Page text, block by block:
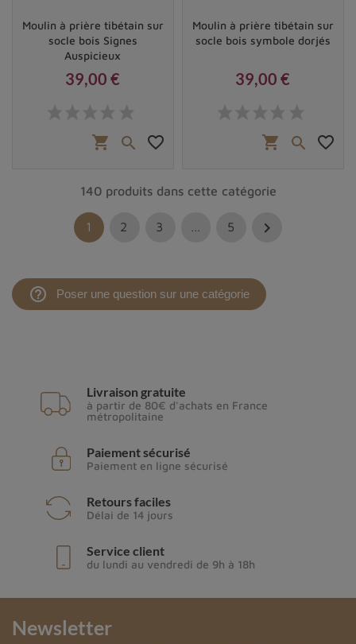
Moulin à prière tibétain sur
socle bois Signes
Auspicieux
39,00 €
shopping_cart  favorite_border
Moulin à prière tibétain sur
socle bois symbole dorjés
39,00 €
shopping_cart  favorite_border
140 produits dans cette catégorie
1 2 3 5 
help_outline Poser une question sur une catégorie
Livraison gratuite
à partir de 80€ d'achats en France
métropolitaine
Paiement sécurisé
Paiement en ligne sécurisé
Retours faciles
Délai de 14 jours
Service client
du lundi au vendredi de 9h à 18h
Newsletter